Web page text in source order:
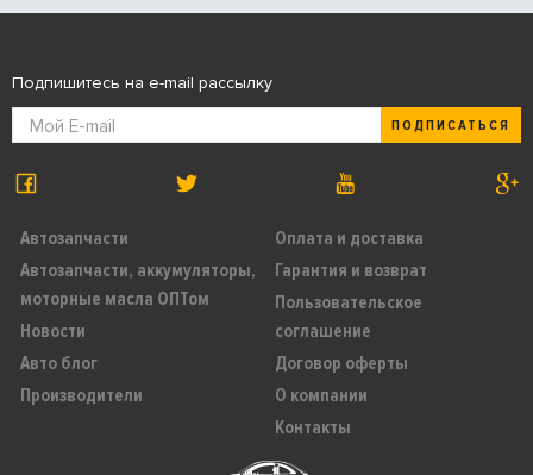
Автозапчасти
Автозапчасти, аккумуляторы,
моторные масла ОПТом
Новости
Авто блог
Производители
Оплата и доставка
Гарантия и возврат
Пользовательское
соглашение
Договор оферты
О компании
Контакты
Подпишитесь на e-mail рассылку
ПОДПИСАТЬСЯ